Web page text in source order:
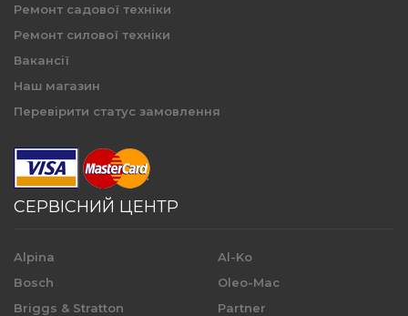
Ремонт садової техніки
Ремонт силової техніки
Вакансії
Наш магазин
Перевірити статус замовлення
СЕРВІСНИЙ ЦЕНТР
Alpina
Bosch
Briggs & Stratton
Al-Ko
Oleo-Mac
Partner